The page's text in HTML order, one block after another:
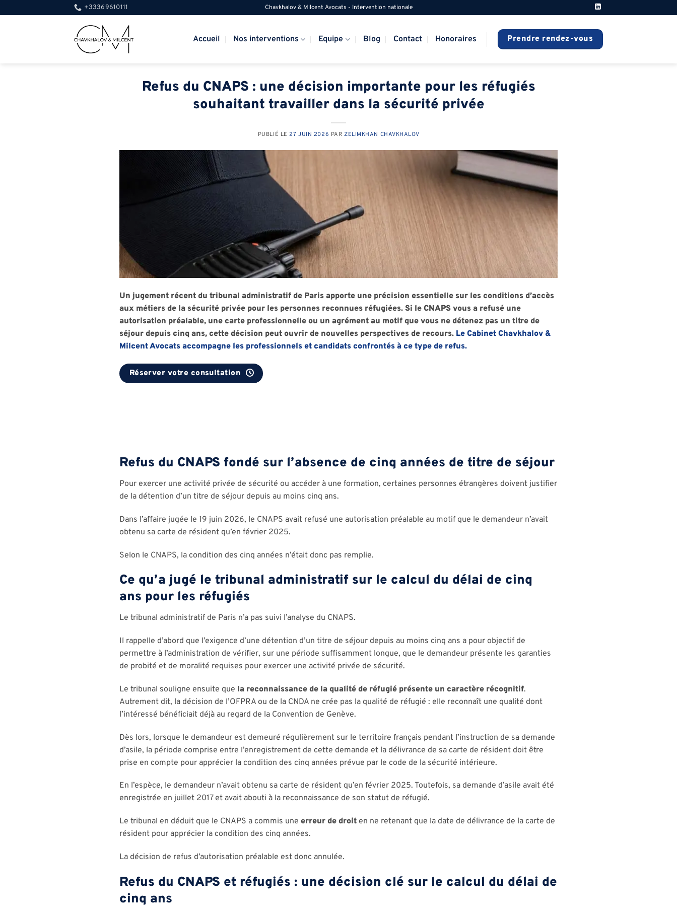
+33369610111 Chavkhalov & Milcent Avocats - Intervention nationale
Accueil Nos interventions Equipe Blog Contact Honoraires Prendre rendez-vous
Refus du CNAPS : une décision importante pour les réfugiés
souhaitant travailler dans la sécurité privée
PUBLIÉ LE27 JUIN 2026 PAR ZELIMKHAN CHAVKHALOV
Un jugement récent du tribunal administratif de Paris apporte une précision essentielle sur les conditions d’accès
aux métiers de la sécurité privée pour les personnes reconnues réfugiées. Si le CNAPS vous a refusé une
autorisation préalable, une carte professionnelle ou un agrément au motif que vous ne détenez pas un titre de
séjour depuis cinq ans, cette décision peut ouvrir de nouvelles perspectives de recours. Le Cabinet Chavkhalov &
Milcent Avocats accompagne les professionnels et candidats confrontés à ce type de refus.
Réserver votre consultation
Refus du CNAPS fondé sur l’absence de cinq années de titre de séjour
Pour exercer une activité privée de sécurité ou accéder à une formation, certaines personnes étrangères doivent justifier
de la détention d’un titre de séjour depuis au moins cinq ans.
Dans l’affaire jugée le 19 juin 2026, le CNAPS avait refusé une autorisation préalable au motif que le demandeur n’avait
obtenu sa carte de résident qu’en février 2025.
Selon le CNAPS, la condition des cinq années n’était donc pas remplie.
Ce qu’a jugé le tribunal administratif sur le calcul du délai de cinq
ans pour les réfugiés
Le tribunal administratif de Paris n’a pas suivi l’analyse du CNAPS.
Il rappelle d’abord que l’exigence d’une détention d’un titre de séjour depuis au moins cinq ans a pour objectif de
permettre à l’administration de vérifier, sur une période suffisamment longue, que le demandeur présente les garanties
de probité et de moralité requises pour exercer une activité privée de sécurité.
Le tribunal souligne ensuite que la reconnaissance de la qualité de réfugié présente un caractère récognitif.
Autrement dit, la décision de l’OFPRA ou de la CNDA ne crée pas la qualité de réfugié : elle reconnaît une qualité dont
l’intéressé bénéficiait déjà au regard de la Convention de Genève.
Dès lors, lorsque le demandeur est demeuré régulièrement sur le territoire français pendant l’instruction de sa demande
d’asile, la période comprise entre l’enregistrement de cette demande et la délivrance de sa carte de résident doit être
prise en compte pour apprécier la condition des cinq années prévue par le code de la sécurité intérieure.
En l’espèce, le demandeur n’avait obtenu sa carte de résident qu’en février 2025. Toutefois, sa demande d’asile avait été
enregistrée en juillet 2017 et avait abouti à la reconnaissance de son statut de réfugié.
Le tribunal en déduit que le CNAPS a commis une erreur de droit en ne retenant que la date de délivrance de la carte de
résident pour apprécier la condition des cinq années.
La décision de refus d’autorisation préalable est donc annulée.
Refus du CNAPS et réfugiés : une décision clé sur le calcul du délai de
cinq ans